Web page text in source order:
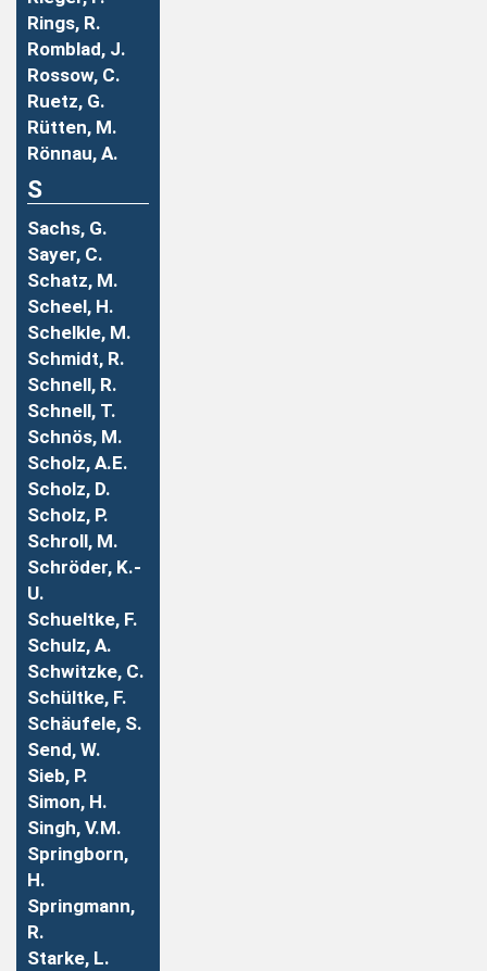
Rings, R.
Romblad, J.
Rossow, C.
Ruetz, G.
Rütten, M.
Rönnau, A.
S
Sachs, G.
Sayer, C.
Schatz, M.
Scheel, H.
Schelkle, M.
Schmidt, R.
Schnell, R.
Schnell, T.
Schnös, M.
Scholz, A.E.
Scholz, D.
Scholz, P.
Schroll, M.
Schröder, K.-
U.
Schueltke, F.
Schulz, A.
Schwitzke, C.
Schültke, F.
Schäufele, S.
Send, W.
Sieb, P.
Simon, H.
Singh, V.M.
Springborn,
H.
Springmann,
R.
Starke, L.